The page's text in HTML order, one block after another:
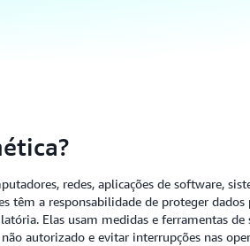
redes, aplicações de software,
têm a responsabilidade de proteger dados
Elas usam medidas e ferramentas de
autorizado e evitar interrupções nas